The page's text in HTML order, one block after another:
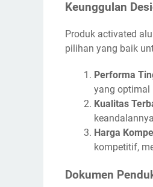
Keunggulan
Produk activated
pilihan yang baik
Performa
yang optimal
Kualitas
Harga
kompetitif,
Dokumen